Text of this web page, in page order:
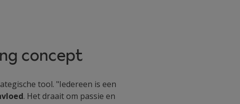
concept
tool. "Iedereen is een
. Het draait om passie en